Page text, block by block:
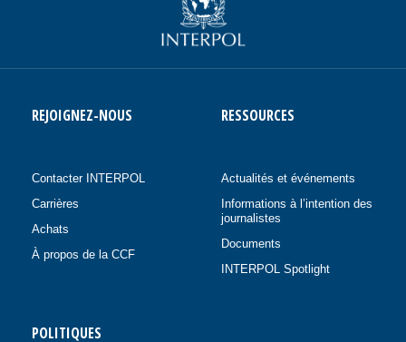
REJOIGNEZ-NOUS
Contacter INTERPOL
Carrières
Achats
À propos de la CCF
RESSOURCES
Actualités et événements
Informations à l’intention des
journalistes
Documents
INTERPOL Spotlight
POLITIQUES